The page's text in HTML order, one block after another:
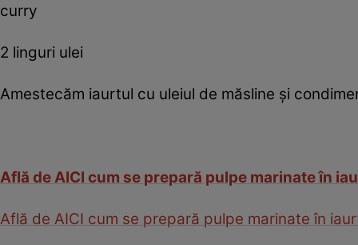
curry
2 linguri ulei
Amestecăm iaurtul cu uleiul de măsline şi
Află de AICI cum se prepară pulpe marinate în
Află de AICI cum se prepară pulpe marinate în